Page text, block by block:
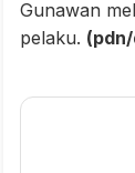
Gunawan
pelaku.